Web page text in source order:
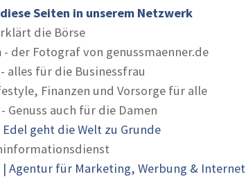
Seiten in unserem Netzwerk
die Börse
- der Fotograf von genussmaenner.de
- alles für die Businessfrau
Finanzen und Vorsorge für alle
- Genuss auch für die Damen
geht die Welt zu Grunde
Agentur für Marketing, Werbung & Internet